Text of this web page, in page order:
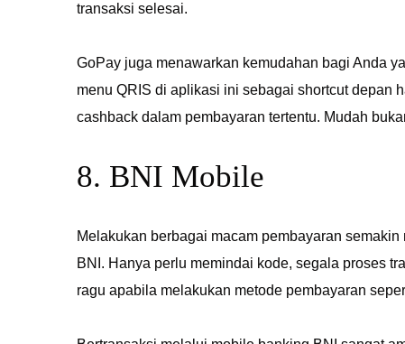
transaksi selesai.
GoPay juga menawarkan kemudahan bagi Anda
menu QRIS di aplikasi ini sebagai shortcut depan
cashback dalam pembayaran tertentu. Mudah
8. BNI Mobile
Melakukan berbagai macam pembayaran
BNI. Hanya perlu memindai kode, segala proses
ragu apabila melakukan metode pembayaran